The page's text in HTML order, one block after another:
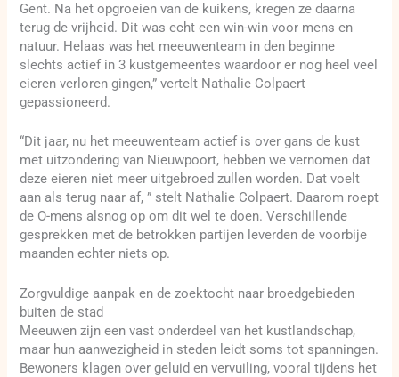
Gent. Na het opgroeien van de kuikens, kregen ze daarna
terug de vrijheid. Dit was echt een win-win voor mens en
natuur. Helaas was het meeuwenteam in den beginne
slechts actief in 3 kustgemeentes waardoor er nog heel veel
eieren verloren gingen,” vertelt Nathalie Colpaert
gepassioneerd.
“Dit jaar, nu het meeuwenteam actief is over gans de kust
met uitzondering van Nieuwpoort, hebben we vernomen dat
deze eieren niet meer uitgebroed zullen worden. Dat voelt
aan als terug naar af, ” stelt Nathalie Colpaert. Daarom roept
de O-mens alsnog op om dit wel te doen. Verschillende
gesprekken met de betrokken partijen leverden de voorbije
maanden echter niets op.
Zorgvuldige aanpak en de zoektocht naar broedgebieden
buiten de stad
Meeuwen zijn een vast onderdeel van het kustlandschap,
maar hun aanwezigheid in steden leidt soms tot spanningen.
Bewoners klagen over geluid en vervuiling, vooral tijdens het